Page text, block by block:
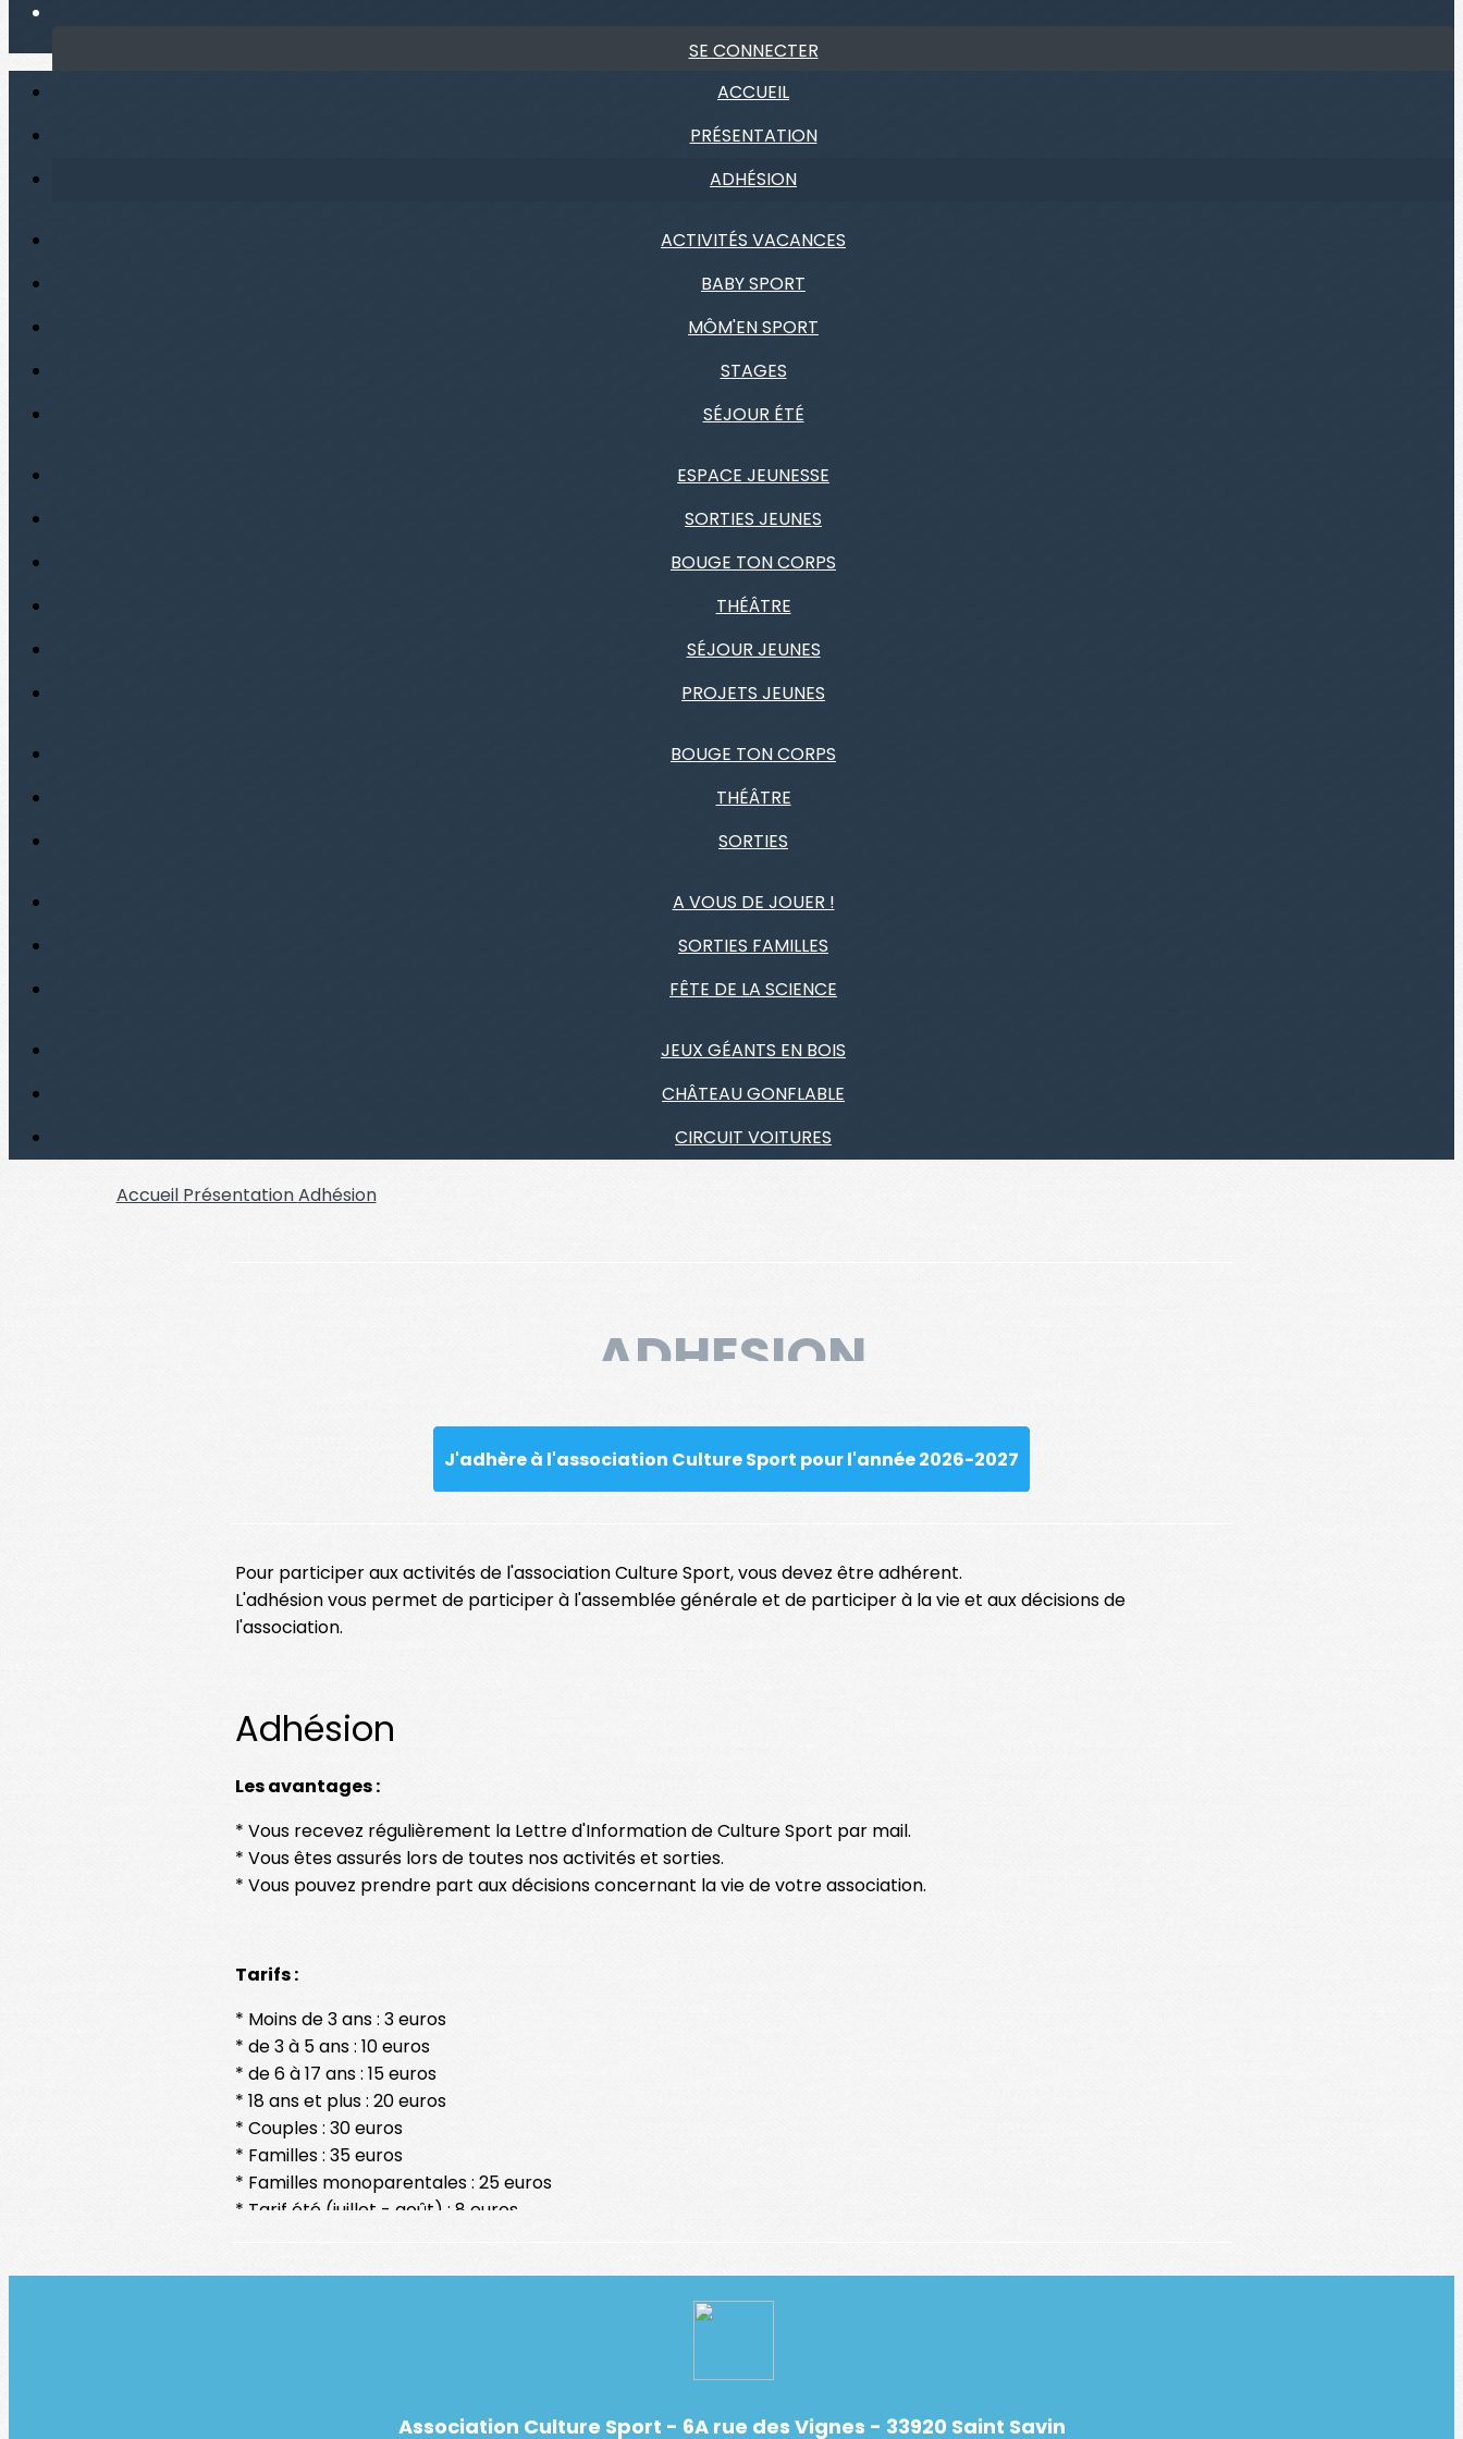
SE CONNECTER
ACCUEIL
PRÉSENTATION
ADHÉSION
ACTIVITÉS VACANCES
BABY SPORT
MÔM'EN SPORT
STAGES
SÉJOUR ÉTÉ
ESPACE JEUNESSE
SORTIES JEUNES
BOUGE TON CORPS
THÉÂTRE
SÉJOUR JEUNES
PROJETS JEUNES
BOUGE TON CORPS
THÉÂTRE
SORTIES
A VOUS DE JOUER !
SORTIES FAMILLES
FÊTE DE LA SCIENCE
JEUX GÉANTS EN BOIS
CHÂTEAU GONFLABLE
CIRCUIT VOITURES
Accueil PrésentationAdhésion
ADHESION
J'adhère à l'association Culture Sport pour l'année 2026-2027
Pour participer aux activités de l'association Culture Sport, vous devez être adhérent.
L'adhésion vous permet de participer à l'assemblée générale et de participer à la vie et aux décisions de
l'association.
Adhésion
Les avantages :
* Vous recevez régulièrement la Lettre d'Information de Culture Sport par mail.
* Vous êtes assurés lors de toutes nos activités et sorties.
* Vous pouvez prendre part aux décisions concernant la vie de votre association.
Tarifs :
* Moins de 3 ans : 3 euros
* de 3 à 5 ans : 10 euros
* de 6 à 17 ans : 15 euros
* 18 ans et plus : 20 euros
* Couples : 30 euros
* Familles : 35 euros
* Familles monoparentales : 25 euros
* Tarif été (juillet - août) : 8 euros
L'adhésion débute au 1er septembre jusqu'au 31 août de l'année suivante.
Association Culture Sport - 6A rue des Vignes - 33920 Saint Savin